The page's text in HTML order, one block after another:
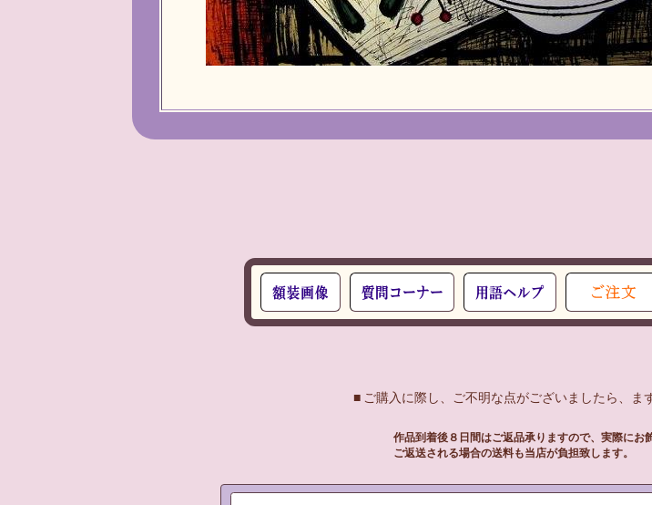
■ ご購入に際し、ご不明な点がございましたら、ま
作品到着後８日間はご返品承りますので、実際にお
ご返送される場合の送料も当店が負担致します。